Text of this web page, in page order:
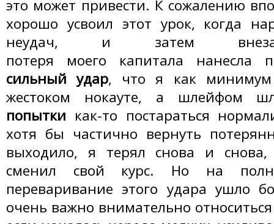
это может привести. К сожалению
хорошо усвоил этот урок, когда
неудач, и затем
потеря моего капитала нанесла
сильный удар, что я как минимум
жестоком нокауте, а шлейфом
попытки как-то постараться
хотя бы частично вернуть
выходило, я терял снова и
сменил свой курс. Но на
переваривание этого удара ушло
очень важно внимательно